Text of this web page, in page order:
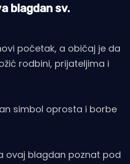
blagdan sv.
početak, a običaj je da
rodbini, prijateljima i
simbol oprosta i borbe
ovaj blagdan poznat pod